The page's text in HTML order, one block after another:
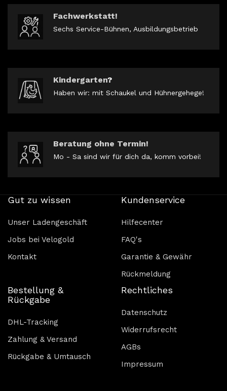
Fachwerkstatt!
Sechs Service-Bühnen, Ausbildungsbetrieb
Kindergarten?
Haben wir: mit Schaukel und Hühnergehege!
Beratung ohne Termin!
Mo - Sa sind wir für dich da, komm vorbei!
Gut zu wissen
Unser Ladengeschäft
Jobs bei Velogold
Kontakt
Kundenservice
Hilfecenter
FAQ's
Garantie & Gewähr
Rückmeldung
Bestellung &
Rückgabe
DHL-Tracking
Zahlung & Versand
Rückgabe & Umtausch
Rechtliches
Datenschutz
Widerrufsrecht
AGBs
Impressum